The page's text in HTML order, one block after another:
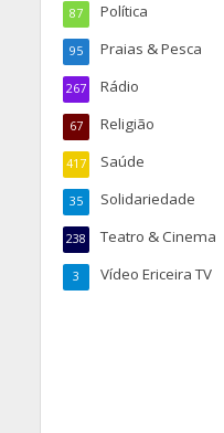
Política
87
Praias & Pesca
95
Rádio
267
Religião
67
Saúde
417
Solidariedade
35
Teatro & Cinema
238
Vídeo Ericeira TV
3